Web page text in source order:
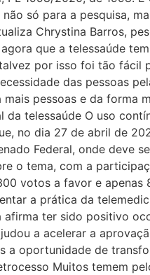
só para a pesquisa,
Chrystina Barros,
que a telessaúde
por isso foi tão
das pessoas
pessoas e da forma
da telessaúde O uso
no dia 27 de abril de
Federal, onde
o tema, com a
votos a favor e
a prática da
ter sido positivo
a acelerar a
a oportunidade de
Muitos temem